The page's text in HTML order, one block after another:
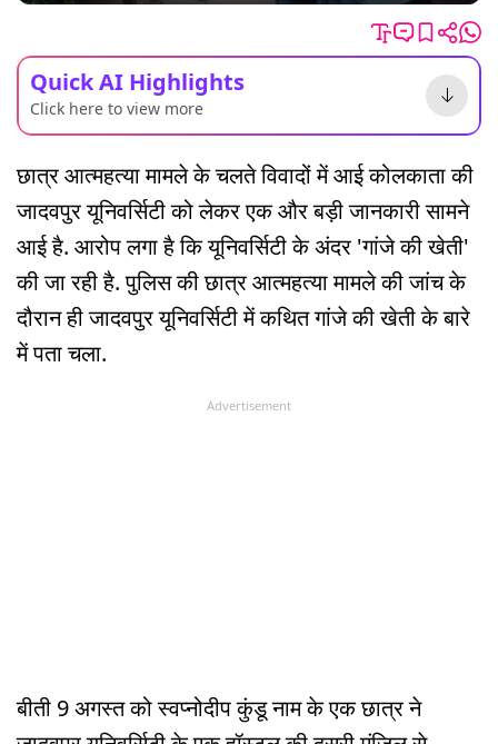
Quick AI Highlights
Click here to view more
छात्र आत्महत्या मामले के चलते विवादों में आई कोलकाता की
जादवपुर यूनिवर्सिटी को लेकर एक और बड़ी जानकारी सामने
आई है. आरोप लगा है कि यूनिवर्सिटी के अंदर 'गांजे की खेती'
की जा रही है. पुलिस की छात्र आत्महत्या मामले की जांच के
दौरान ही जादवपुर यूनिवर्सिटी में कथित गांजे की खेती के बारे
में पता चला.
Advertisement
बीती 9 अगस्त को स्वप्नोदीप कुंडू नाम के एक छात्र ने